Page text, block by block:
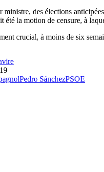
des élections
la motion de censure, à
crucial, à moins de six
Pedro SánchezPSOE